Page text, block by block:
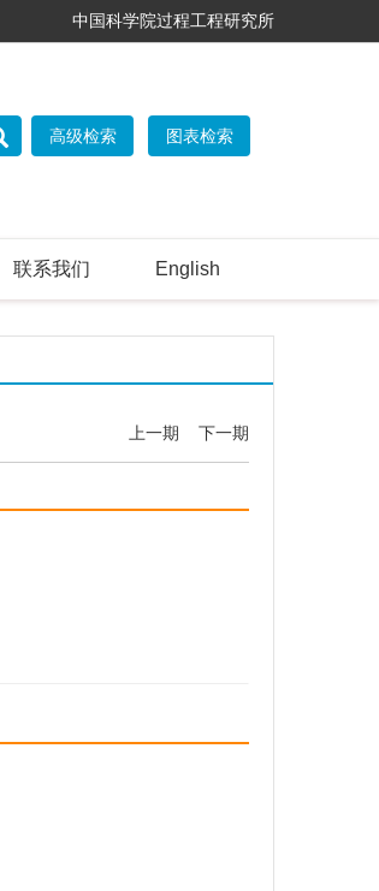
中国科学院过程工程研究所
联系我们 English
上一期 下一期